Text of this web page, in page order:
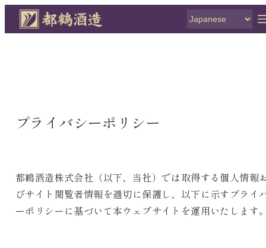
プライバシーポリシー
都鶴酒造株式会社（以下、当社）では取得する個人情報
びサイト閲覧者情報を適切に保護し、以下に示すプライ
ーポリシーに基づいて本ウェブサイトを運用いたします